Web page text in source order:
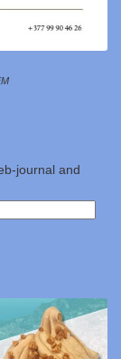
journal and